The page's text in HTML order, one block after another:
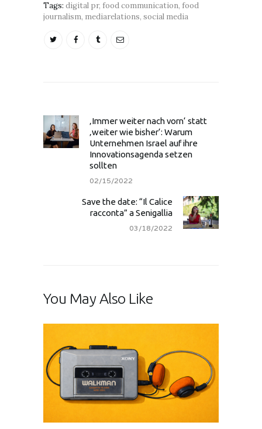
Tags: digital pr, food communication, food
journalism, mediarelations, social media
‚Immer weiter nach vorn‘ statt
‚weiter wie bisher‘: Warum
Unternehmen Israel auf ihre
Innovationsagenda setzen
sollten
02/15/2022
Save the date: “Il Calice
racconta” a Senigallia
03/18/2022
You May Also Like